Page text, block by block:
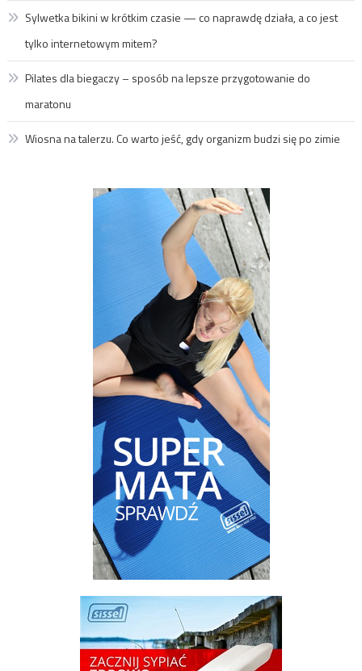
Sylwetka bikini w krótkim czasie — co naprawdę działa, a co jest
tylko internetowym mitem?
Pilates dla biegaczy – sposób na lepsze przygotowanie do
maratonu
Wiosna na talerzu. Co warto jeść, gdy organizm budzi się po zimie